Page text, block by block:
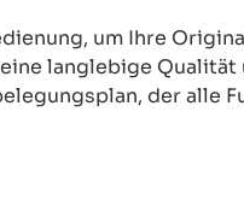
um Ihre
langlebige Qualität
der alle